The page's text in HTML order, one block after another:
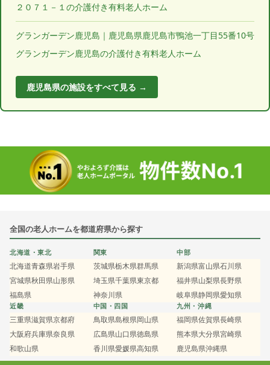
２０７１－１の介護付き有料老人ホーム
グランガーデン鹿児島｜鹿児島県鹿児島市鴨池一丁目55番10号
グランガーデン鹿児島の介護付き有料老人ホーム
鹿児島県の施設をすべて見る →
全国の老人ホームを都道府県から探す
北海道・東北
北海道青森県岩手県
宮城県秋田県山形県
福島県
関東
茨城県栃木県群馬県
埼玉県千葉県東京都
神奈川県
中部
新潟県富山県石川県
福井県山梨県長野県
岐阜県静岡県愛知県
近畿
三重県滋賀県京都府
大阪府兵庫県奈良県
和歌山県
中国・四国
鳥取県島根県岡山県
広島県山口県徳島県
香川県愛媛県高知県
九州・沖縄
福岡県佐賀県長崎県
熊本県大分県宮崎県
鹿児島県沖縄県